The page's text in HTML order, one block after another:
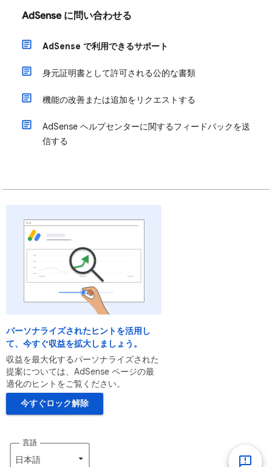
AdSense に問い合わせる
AdSense で利用できるサポート
身元証明書として許可される公的な書類
機能の改善または追加をリクエストする
AdSense ヘルプセンターに関するフィードバックを送
信する
パーソナライズされたヒントを活用し
て、今すぐ収益を拡大しましょう。
収益を最大化するパーソナライズされた
提案については、AdSense ページの最
適化のヒントをご覧ください。
今すぐロック解除
言語
日本語‎